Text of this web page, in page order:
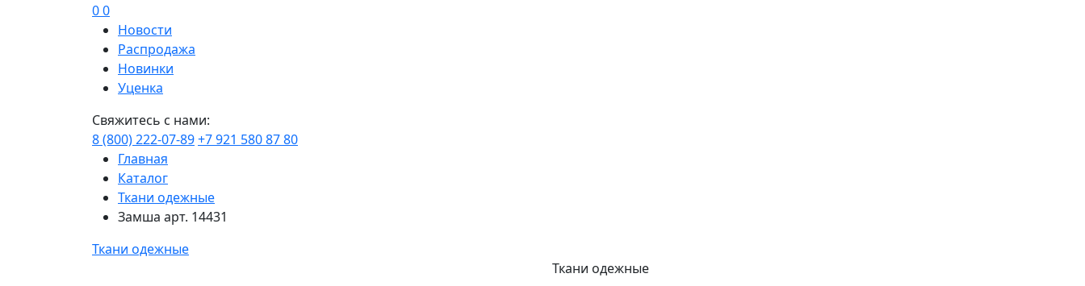
00
Новости
Распродажа
Новинки
Уценка
Свяжитесь с нами:
8 (800) 222-07-89+7 921 580 87 80
Главная
Каталог
Ткани одежные
Замша арт. 14431
Ткани одежные
Ткани одежные